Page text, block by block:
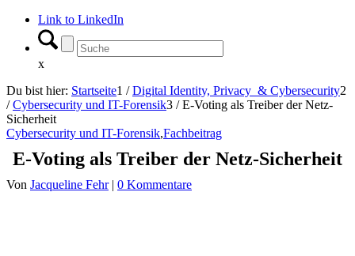
Link to LinkedIn
x
Du bist hier: Startseite1 / Digital Identity, Privacy & Cybersecurity2
/ Cybersecurity und IT-Forensik3 / E-Voting als Treiber der Netz-
Sicherheit
Cybersecurity und IT-Forensik,Fachbeitrag
E-Voting als Treiber der Netz-Sicherheit
Von Jacqueline Fehr | 0 Kommentare